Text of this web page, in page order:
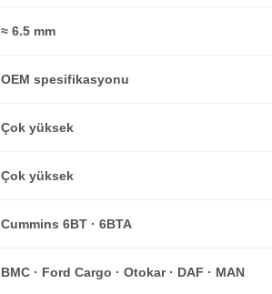
≈ 6.5 mm
OEM spesifikasyonu
Çok yüksek
Çok yüksek
Cummins 6BT · 6BTA
BMC · Ford Cargo · Otokar · DAF · MAN